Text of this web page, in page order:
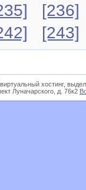
[236]
[243]
хостинг,
Луначарского, д. 76к2